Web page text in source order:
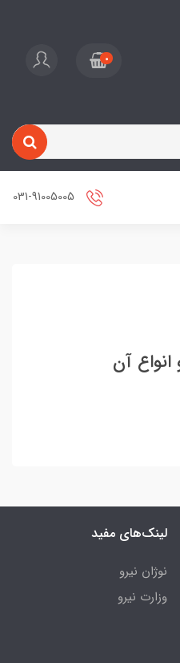
0
آن
لینک‌های مفید
نوژان نیرو
وزارت نیرو